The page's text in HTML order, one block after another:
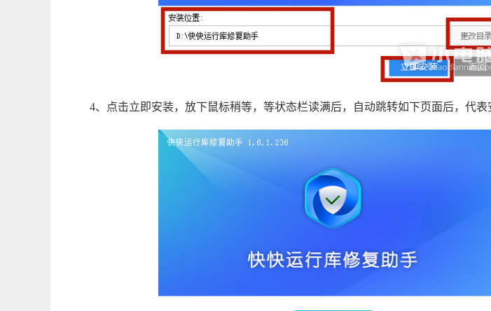
4、点击立即安装，放下鼠标稍等，等状态栏读满后，自动跳转如下页面后，代表